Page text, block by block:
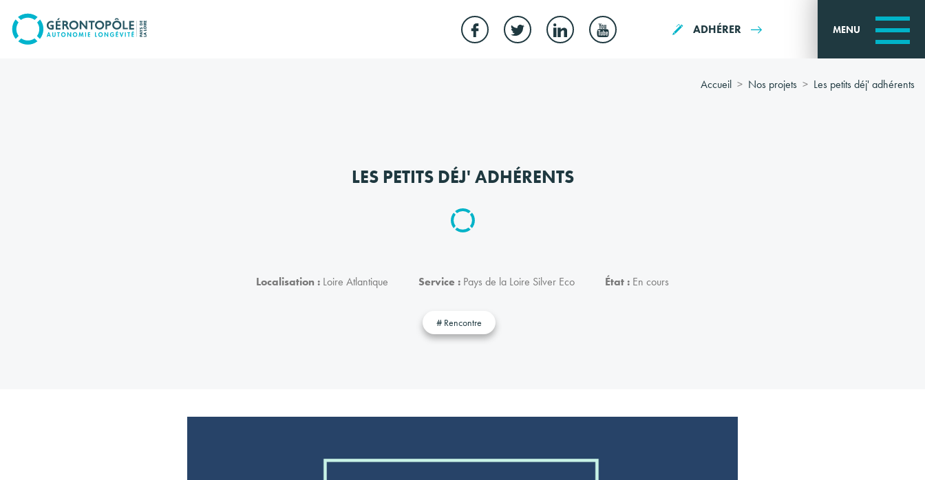
Go to
main
content ADHÉRER MENU
Accueil Nos projets Les petits déj' adhérents
LES PETITS DÉJ' ADHÉRENTS
Localisation : Loire Atlantique Service : Pays de la Loire Silver Eco État : En cours
# Rencontre